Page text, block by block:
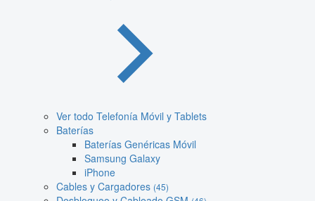
Ver todo Telefonía Móvil y Tablets
Baterías
Baterías Genéricas Móvil
Samsung Galaxy
iPhone
Cables y Cargadores (45)